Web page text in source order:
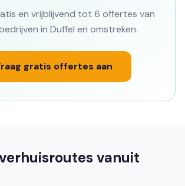
en vrijblijvend tot 6 offertes van
in Duffel en omstreken.
gratis offertes aan
vanuit